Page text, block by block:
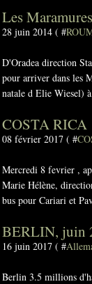
Les Maramures
28 juin 2014 ( #
D'Oradea direction
pour arriver dans les
natale d Elie Wiesel)
COSTA RICA
08 février 2017 ( #
Mercredi 8 fevrier ,
Marie Hélène,
bus pour Cariari et
BERLIN, juin
16 juin 2017 ( #
Berlin 3.5 millions